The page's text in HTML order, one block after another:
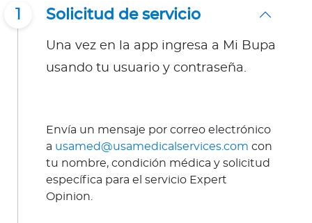
Solicitud de servicio
Una vez en la app ingresa a Mi Bupa
usando tu usuario y contraseña.
Envía un mensaje por correo electrónico
a usamed@usamedicalservices.com con
tu nombre, condición médica y solicitud
específica para el servicio Expert
Opinion.